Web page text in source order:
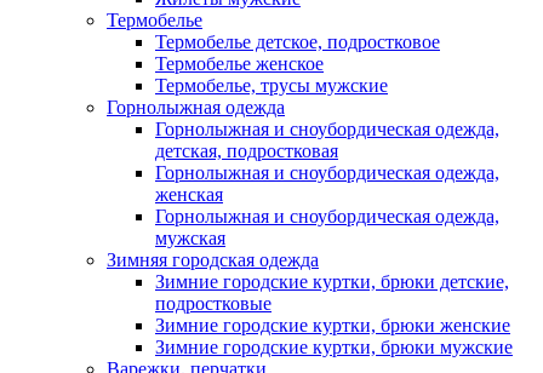
Термобелье
Термобелье детское, подростковое
Термобелье женское
Термобелье, трусы мужские
Горнолыжная одежда
Горнолыжная и сноубордическая одежда,
детская, подростковая
Горнолыжная и сноубордическая одежда,
женская
Горнолыжная и сноубордическая одежда,
мужская
Зимняя городская одежда
Зимние городские куртки, брюки детские,
подростковые
Зимние городские куртки, брюки женские
Зимние городские куртки, брюки мужские